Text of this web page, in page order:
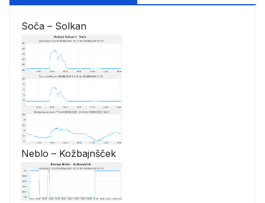
Soča – Solkan
Neblo – Kožbajnšček